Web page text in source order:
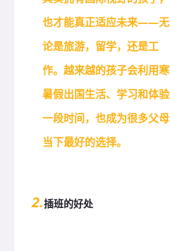
也才能真正适应未来——无
论是旅游，留学，还是工
作。越来越的孩子会利用寒
暑假出国生活、学习和体验
一段时间，也成为很多父母
当下最好的选择。
2.插班的好处